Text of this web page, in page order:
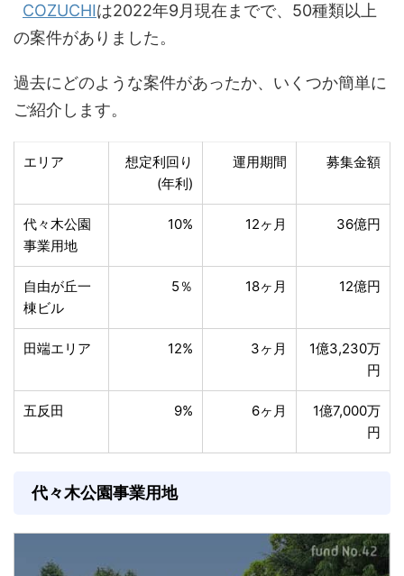
COZUCHIは2022年9月現在までで、50種類以上
の案件がありました。
過去にどのような案件があったか、いくつか簡単に
ご紹介します。
エリア
想定利回り
(年利)
運用期間 募集金額
代々木公園
事業用地
10% 12ヶ月 36億円
自由が丘一
棟ビル
5％ 18ヶ月 12億円
田端エリア 12% 3ヶ月
1億3,230万
円
五反田 9% 6ヶ月
1億7,000万
円
代々木公園事業用地